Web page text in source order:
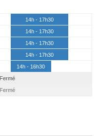
14h - 17h30
14h - 17h30
14h - 17h30
14h - 17h30
14h - 16h30
Fermé
Fermé